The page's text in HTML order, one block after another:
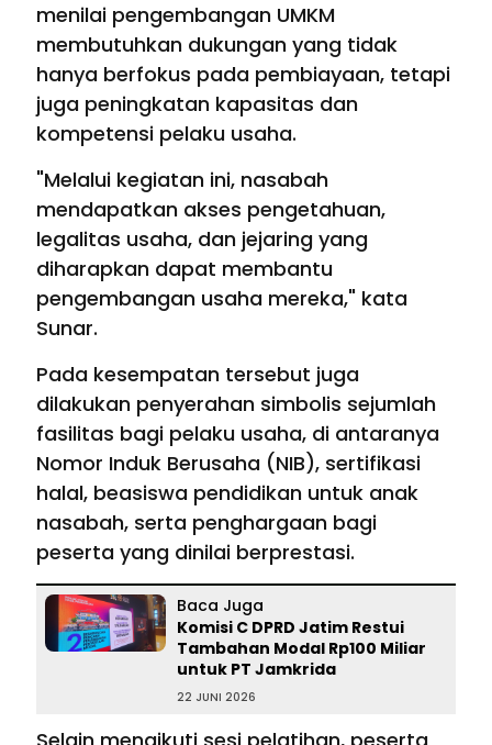
menilai pengembangan UMKM
membutuhkan dukungan yang tidak
hanya berfokus pada pembiayaan, tetapi
juga peningkatan kapasitas dan
kompetensi pelaku usaha.
"Melalui kegiatan ini, nasabah
mendapatkan akses pengetahuan,
legalitas usaha, dan jejaring yang
diharapkan dapat membantu
pengembangan usaha mereka," kata
Sunar.
Pada kesempatan tersebut juga
dilakukan penyerahan simbolis sejumlah
fasilitas bagi pelaku usaha, di antaranya
Nomor Induk Berusaha (NIB), sertifikasi
halal, beasiswa pendidikan untuk anak
nasabah, serta penghargaan bagi
peserta yang dinilai berprestasi.
Baca Juga
Komisi C DPRD Jatim Restui
Tambahan Modal Rp100 Miliar
untuk PT Jamkrida
22 JUNI 2026